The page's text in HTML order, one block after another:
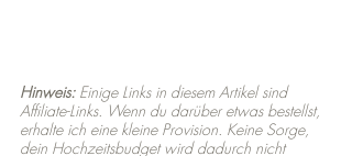
Hinweis: Einige Links in diesem Artikel sind
Affiliate-Links. Wenn du darüber etwas bestellst,
erhalte ich eine kleine Provision. Keine Sorge,
dein Hochzeitsbudget wird dadurch nicht